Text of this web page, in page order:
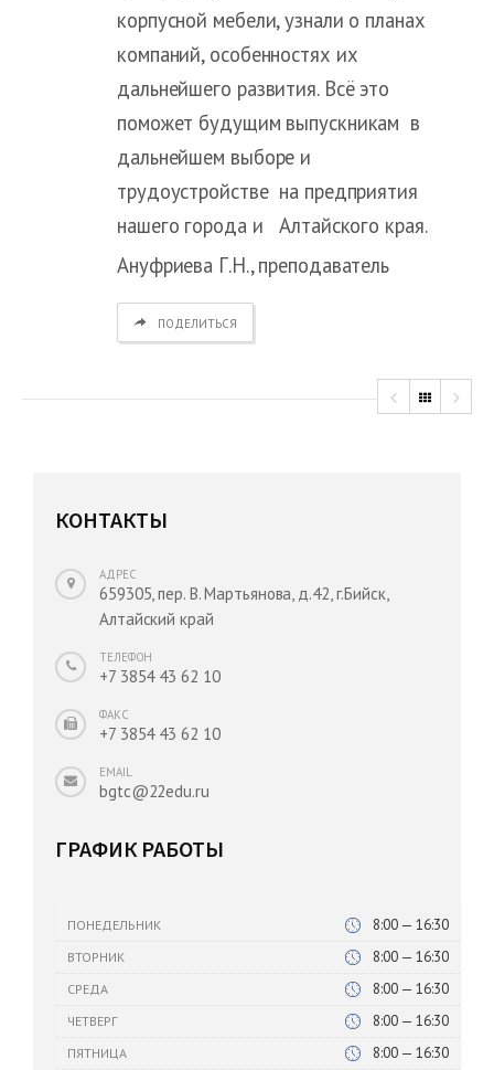
корпусной мебели, узнали о планах
компаний, особенностях их
дальнейшего развития. Всё это
поможет будущим выпускникам в
дальнейшем выборе и
трудоустройстве на предприятия
нашего города и Алтайского края.
Ануфриева Г.Н., преподаватель
ПОДЕЛИТЬСЯ
КОНТАКТЫ
АДРЕС
659305, пер. В. Мартьянова, д.42, г.Бийск,
Алтайский край
ТЕЛЕФОН
+7 3854 43 62 10
ФАКС
+7 3854 43 62 10
EMAIL
bgtc@22edu.ru
ГРАФИК РАБОТЫ
ПОНЕДЕЛЬНИК 8:00 — 16:30
ВТОРНИК 8:00 — 16:30
СРЕДА 8:00 — 16:30
ЧЕТВЕРГ 8:00 — 16:30
ПЯТНИЦА 8:00 — 16:30